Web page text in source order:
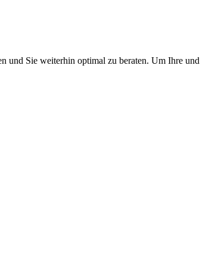
und Sie weiterhin optimal zu beraten. Um Ihre und